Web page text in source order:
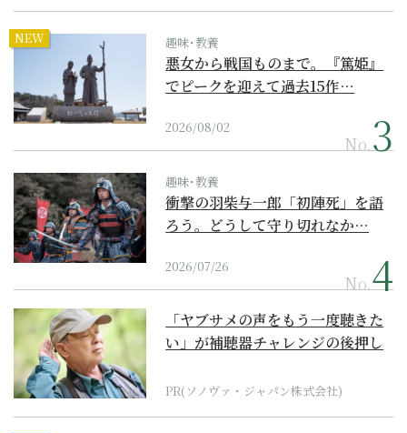
NEW 趣味･教養
悪女から戦国ものまで。『篤姫』
でピークを迎えて過去15作…
2026/08/02
No.
趣味･教養
衝撃の羽柴与一郎「初陣死」を語
ろう。どうして守り切れなか…
2026/07/26
No.
「ヤブサメの声をもう一度聴きた
い」が補聴器チャレンジの後押し
PR(ソノヴァ・ジャパン株式会社)